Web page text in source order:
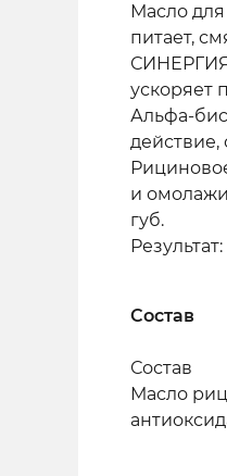
Масло
питает,
СИНЕРГИЯ
ускоряет
Альфа-
и
губ.
Состав
Состав
Масло